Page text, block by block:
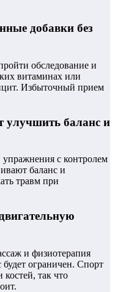
добавки без
обследование и
витаминах или
Избыточный прием
улучшить баланс и
с контролем
баланс и
травм при
и физиотерапия
ограничен. Спорт
так что